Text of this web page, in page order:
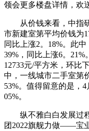
领会更多楼盘详情，欢
从价钱来看，中指研
市新建室第平均价钱为
同比上涨2。18%。此
39%，同比上涨6。
12733元/平方米，环比
中，一线城市二手室第
53%。值得留意的是，
05%。
纵不雅白白发展过程
团2022旗舰力做——宝